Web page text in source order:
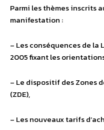
Parmi les thèmes inscrits
manifestation :
– Les conséquences de la
2005 fixant les
– Le dispositif des Zones
(ZDE),
– Les nouveaux tarifs